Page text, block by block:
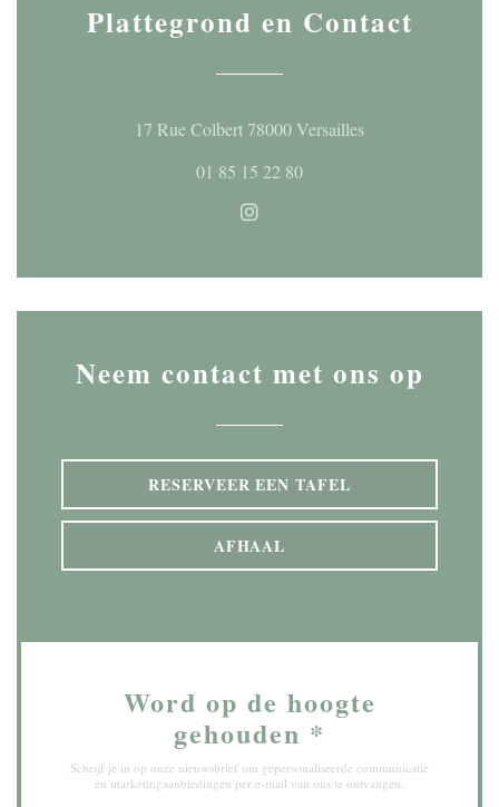
Plattegrond en Contact
17 Rue Colbert 78000 Versailles((opent in een
01 85 15 22 80
Instagram ((opent in een
Neem contact met ons op
RESERVEER EEN TAFEL
AFHAAL
Word op de hoogte
gehouden *
Schrijf je in op onze nieuwsbrief om gepersonaliseerde communicatie
en marketingaanbiedingen per e-mail van ons te ontvangen.